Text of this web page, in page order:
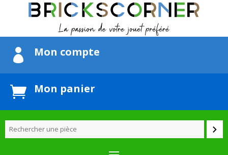
 Mon compte
 Mon panier